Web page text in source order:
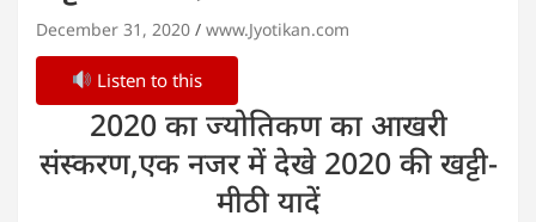
December 31, 2020 www.Jyotikan.com
Listen to this
2020 का ज्योतिकण का आखरी
संस्करण,एक नजर में देखे 2020 की खट्टी-
मीठी यादें